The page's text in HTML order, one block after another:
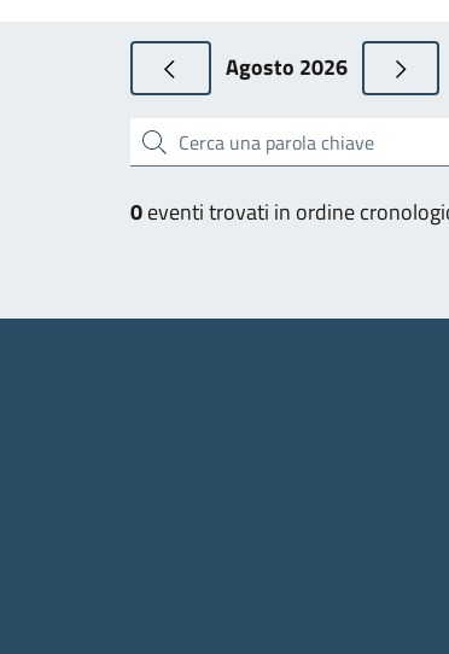
Agosto 2026
Cerca una parola chiave
0eventi trovati in ordine